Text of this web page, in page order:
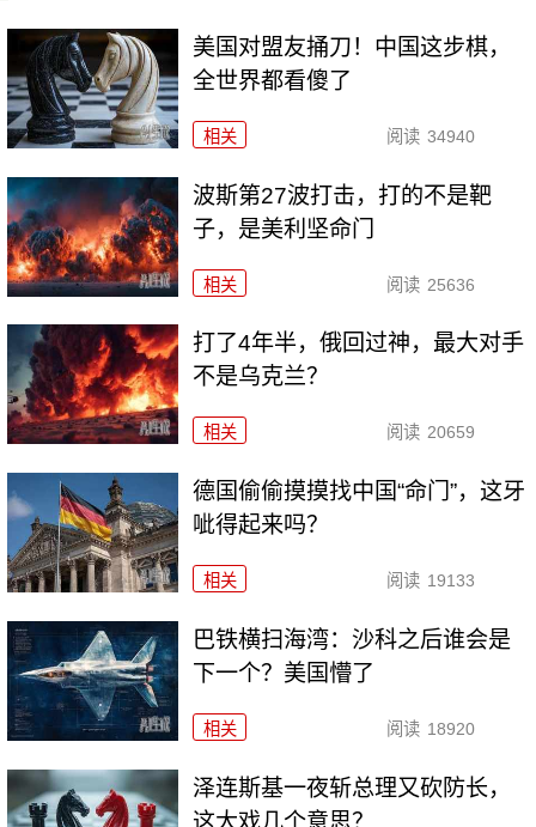
美国对盟友捅刀！中国这步棋，
全世界都看傻了
相关 阅读 34940
波斯第27波打击，打的不是靶
子，是美利坚命门
相关 阅读 25636
打了4年半，俄回过神，最大对手
不是乌克兰？
相关 阅读 20659
德国偷偷摸摸找中国“命门”，这牙
呲得起来吗？
相关 阅读 19133
巴铁横扫海湾：沙科之后谁会是
下一个？美国懵了
相关 阅读 18920
泽连斯基一夜斩总理又砍防长，
这大戏几个意思？